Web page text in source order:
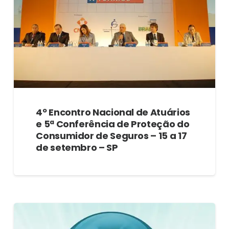
4º Encontro Nacional de Atuários
e 5ª Conferência de Proteção do
Consumidor de Seguros – 15 a 17
de setembro – SP